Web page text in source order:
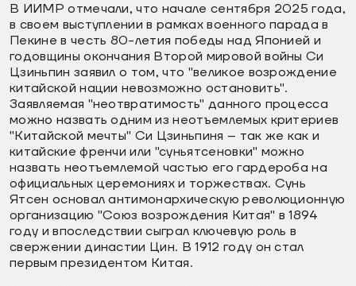
В ИИМР отмечали, что начале сентября 2025 года,
в своем выступлении в рамках военного парада в
Пекине в честь 80-летия победы над Японией и
годовщины окончания Второй мировой войны Си
Цзиньпин заявил о том, что "великое возрождение
китайской нации невозможно остановить".
Заявляемая "неотвратимость" данного процесса
можно назвать одним из неотъемлемых критериев
"Китайской мечты" Си Цзиньпиня – так же как и
китайские френчи или "суньятсеновки" можно
назвать неотъемлемой частью его гардероба на
официальных церемониях и торжествах. Сунь
Ятсен основал антимонархическую революционную
организацию "Союз возрождения Китая" в 1894
году и впоследствии сыграл ключевую роль в
свержении династии Цин. В 1912 году он стал
первым президентом Китая.